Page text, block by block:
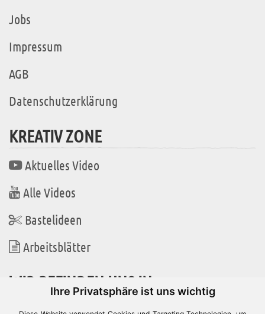
Ihre Privatsphäre ist uns wichtig
Jobs
Impressum
AGB
Datenschutzerklärung
KREATIV ZONE
Aktuelles Video
Alle Videos
Bastelideen
Arbeitsblätter
WIR BEFINDEN UNS IN